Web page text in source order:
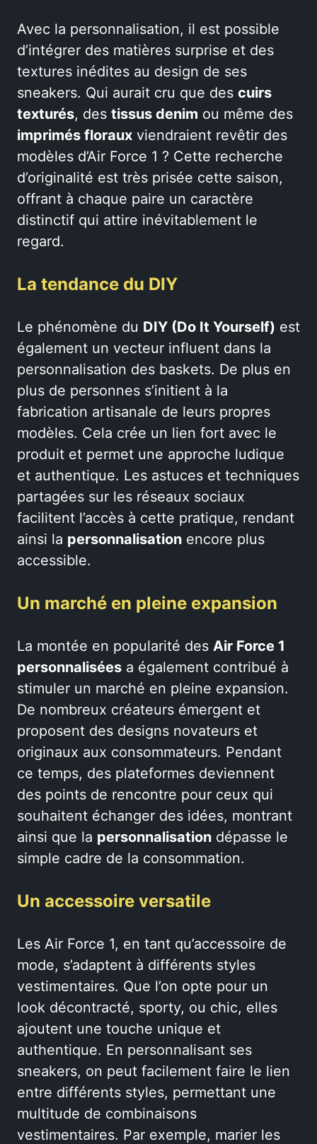
Avec la personnalisation, il est possible
d’intégrer des matières surprise et des
textures inédites au design de ses
sneakers. Qui aurait cru que des cuirs
texturés, des tissus denim ou même des
imprimés floraux viendraient revêtir des
modèles d’Air Force 1 ? Cette recherche
d’originalité est très prisée cette saison,
offrant à chaque paire un caractère
distinctif qui attire inévitablement le
regard.
La tendance du DIY
Le phénomène du DIY (Do It Yourself) est
également un vecteur influent dans la
personnalisation des baskets. De plus en
plus de personnes s’initient à la
fabrication artisanale de leurs propres
modèles. Cela crée un lien fort avec le
produit et permet une approche ludique
et authentique. Les astuces et techniques
partagées sur les réseaux sociaux
facilitent l’accès à cette pratique, rendant
ainsi la personnalisation encore plus
accessible.
Un marché en pleine expansion
La montée en popularité des Air Force 1
personnalisées a également contribué à
stimuler un marché en pleine expansion.
De nombreux créateurs émergent et
proposent des designs novateurs et
originaux aux consommateurs. Pendant
ce temps, des plateformes deviennent
des points de rencontre pour ceux qui
souhaitent échanger des idées, montrant
ainsi que la personnalisation dépasse le
simple cadre de la consommation.
Un accessoire versatile
Les Air Force 1, en tant qu’accessoire de
mode, s’adaptent à différents styles
vestimentaires. Que l’on opte pour un
look décontracté, sporty, ou chic, elles
ajoutent une touche unique et
authentique. En personnalisant ses
sneakers, on peut facilement faire le lien
entre différents styles, permettant une
multitude de combinaisons
vestimentaires. Par exemple, marier les